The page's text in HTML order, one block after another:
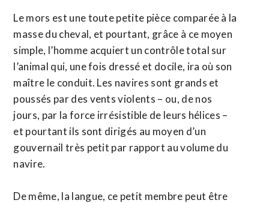
Le mors est une toute petite pièce comparée à la
masse du cheval, et pourtant, grâce à ce moyen
simple, l’homme acquiert un contrôle total sur
l’animal qui, une fois dressé et docile, ira où son
maître le conduit. Les navires sont grands et
poussés par des vents violents – ou, de nos
jours, par la force irrésistible de leurs hélices –
et pourtant ils sont dirigés au moyen d’un
gouvernail très petit par rapport au volume du
navire.
De même, la langue, ce petit membre peut être